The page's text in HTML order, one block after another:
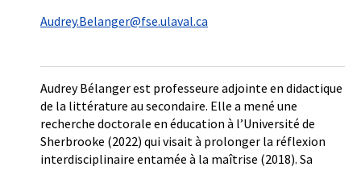
Audrey.Belanger@fse.ulaval.ca
Audrey Bélanger est professeure adjointe en didactique
de la littérature au secondaire. Elle a mené une
recherche doctorale en éducation à l’Université de
Sherbrooke (2022) qui visait à prolonger la réflexion
interdisciplinaire entamée à la maîtrise (2018). Sa